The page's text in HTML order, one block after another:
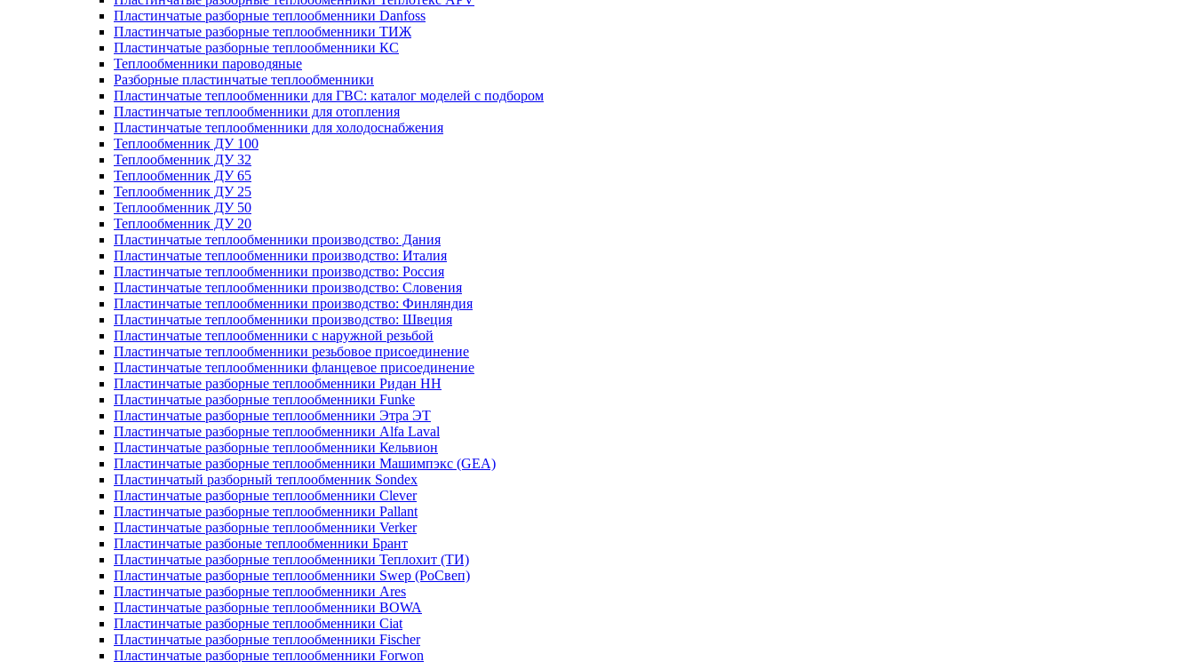
Пластинчатые разборные теплообменники Danfoss
Пластинчатые разборные теплообменники ТИЖ
Пластинчатые разборные теплообменники КC
Теплообменники пароводяные
Разборные пластинчатые теплообменники
Пластинчатые теплообменники для ГВС: каталог моделей с подбором
Пластинчатые теплообменники для отопления
Пластинчатые теплообменники для холодоснабжения
Теплообменник ДУ 100
Теплообменник ДУ 32
Теплообменник ДУ 65
Теплообменник ДУ 25
Теплообменник ДУ 50
Теплообменник ДУ 20
Пластинчатые теплообменники производство: Дания
Пластинчатые теплообменники производство: Италия
Пластинчатые теплообменники производство: Россия
Пластинчатые теплообменники производство: Словения
Пластинчатые теплообменники производство: Финляндия
Пластинчатые теплообменники производство: Швеция
Пластинчатые теплообменники с наружной резьбой
Пластинчатые теплообменники резьбовое присоединение
Пластинчатые теплообменники фланцевое присоединение
Пластинчатые разборные теплообменники Ридан НН
Пластинчатые разборные теплообменники Funke
Пластинчатые разборные теплообменники Этра ЭТ
Пластинчатые разборные теплообменники Alfa Laval
Пластинчатые разборные теплообменники Кельвион
Пластинчатые разборные теплообменники Машимпэкс (GEA)
Пластинчатый разборный теплообменник Sondex
Пластинчатые разборные теплообменники Clever
Пластинчатые разборные теплообменники Pallant
Пластинчатые разборные теплообменники Verker
Пластинчатые разбоные теплообменники Брант
Пластинчатые разборные теплообменники Теплохит (ТИ)
Пластинчатые разборные теплообменники Swep (РоСвеп)
Пластинчатые разборные теплообменники Ares
Пластинчатые разборные теплообменники BOWA
Пластинчатые разборные теплообменники Ciat
Пластинчатые разборные теплообменники Fischer
Пластинчатые разборные теплообменники Forwon